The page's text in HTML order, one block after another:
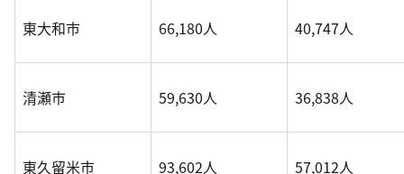
東大和市 66,180人 40,747人
清瀬市 59,630人 36,838人
東久留米市 93,602人 57,012人